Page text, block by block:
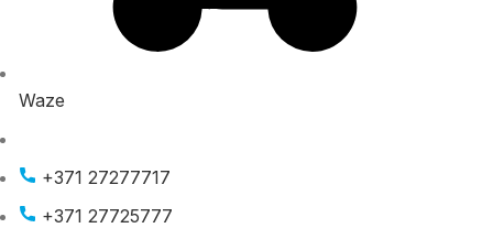
Waze
+371 27277717
+371 27725777